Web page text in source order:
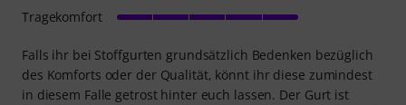
Falls ihr bei Stoffgurten grundsätzlich Bedenken bezüglich
des Komforts oder der Qualität, könnt ihr diese zumindest
in diesem Falle getrost hinter euch lassen. Der Gurt ist
Tragekomfort